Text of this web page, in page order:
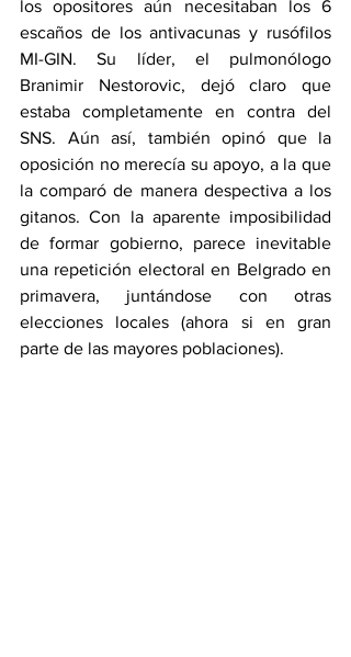
los opositores aún necesitaban los 6
escaños de los antivacunas y rusófilos
MI-GIN. Su líder, el pulmonólogo
Branimir Nestorovic, dejó claro que
estaba completamente en contra del
SNS. Aún así, también opinó que la
oposición no merecía su apoyo, a la que
la comparó de manera despectiva a los
gitanos. Con la aparente imposibilidad
de formar gobierno, parece inevitable
una repetición electoral en Belgrado en
primavera, juntándose con otras
elecciones locales (ahora si en gran
parte de las mayores poblaciones).